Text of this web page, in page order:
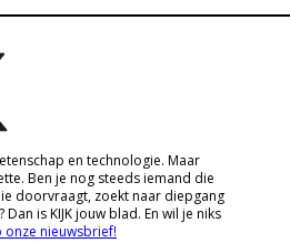
en technologie. Maar
Ben je nog steeds iemand die
doorvraagt, zoekt naar diepgang
is KIJK jouw blad. En wil je niks
nieuwsbrief!